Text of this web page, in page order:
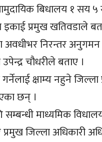
बिधालय १ सय
प्रमुख खतिवडाले
अवधीभर निरन्तर अनुगमन
चौधरीले बताए ।
क्षाम्य नहुने
छन् ।
माध्यमिक
जिल्ला अधिकारी